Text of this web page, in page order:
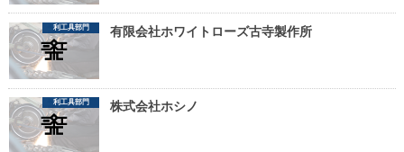
利工具部門 有限会社ホワイトローズ古寺製作所
利工具部門 株式会社ホシノ